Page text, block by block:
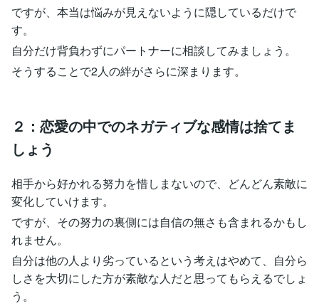
ですが、本当は悩みが見えないように隠しているだけで
す。
自分だけ背負わずにパートナーに相談してみましょう。
そうすることで2人の絆がさらに深まります。
２：恋愛の中でのネガティブな感情は捨てま
しょう
相手から好かれる努力を惜しまないので、どんどん素敵に
変化していけます。
ですが、その努力の裏側には自信の無さも含まれるかもし
れません。
自分は他の人より劣っているという考えはやめて、自分ら
しさを大切にした方が素敵な人だと思ってもらえるでしょ
う。